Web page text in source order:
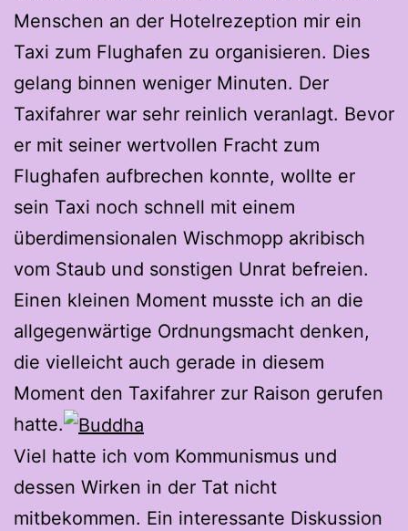
Menschen an der Hotelrezeption mir ein
Taxi zum Flughafen zu organisieren. Dies
gelang binnen weniger Minuten. Der
Taxifahrer war sehr reinlich veranlagt. Bevor
er mit seiner wertvollen Fracht zum
Flughafen aufbrechen konnte, wollte er
sein Taxi noch schnell mit einem
überdimensionalen Wischmopp akribisch
vom Staub und sonstigen Unrat befreien.
Einen kleinen Moment musste ich an die
allgegenwärtige Ordnungsmacht denken,
die vielleicht auch gerade in diesem
Moment den Taxifahrer zur Raison gerufen
hatte.
Viel hatte ich vom Kommunismus und
dessen Wirken in der Tat nicht
mitbekommen. Ein interessante Diskussion